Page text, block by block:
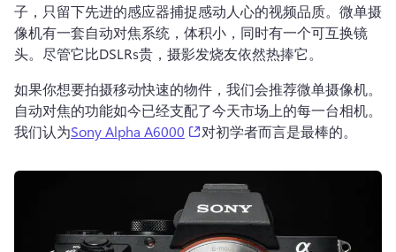
子，只留下先进的感应器捕捉感动人心的视频品质。微单摄
像机有一套自动对焦系统，体积小，同时有一个可互换镜
头。尽管它比DSLRs贵，摄影发烧友依然热捧它。
如果你想要拍摄移动快速的物件，我们会推荐微单摄像机。
自动对焦的功能如今已经支配了今天市场上的每一台相机。
我们认为Sony Alpha A6000 (opens in a new tab)
对初学者而言是最棒的。